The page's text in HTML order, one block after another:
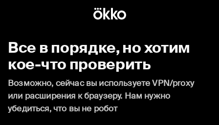
Все в порядке, но хотим
кое-что проверить
Возможно, сейчас вы используете VPN/proxy
или расширения к браузеру. Нам нужно
убедиться, что вы не робот